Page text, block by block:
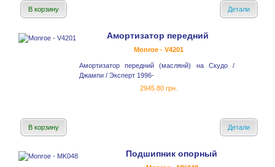
В корзину Детали
Амортизатор передний
Monroe - V4201
Амортизатор передний (маслянй) на Скудо /
Джампи / Эксперт 1996-
2945.80 грн.
В корзину Детали
Подшипник опорный